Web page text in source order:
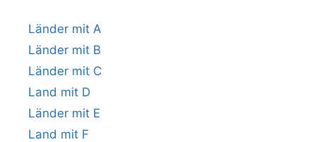
Länder mit A
Länder mit B
Länder mit C
Land mit D
Länder mit E
Land mit F